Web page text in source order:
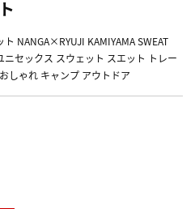
NANGA×RYUJI KAMIYAMA SWEAT
セックス スウェット スエット トレー
しゃれ キャンプ アウトドア